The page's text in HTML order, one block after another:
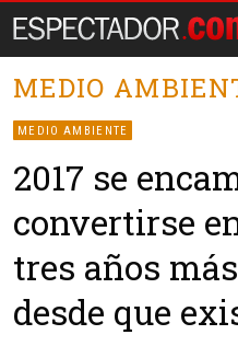
MEDIO
MEDIO AMBIENTE
2017 se
convertirse
tres años
desde que